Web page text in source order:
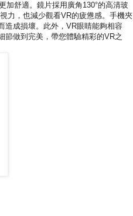
加舒適。鏡片採用廣角130°的高清玻
力，也減少觀看VR的疲憊感。手機夾
造成損壞。此外，VR眼睛能夠相容
節做到完美，帶您體驗精彩的VR之